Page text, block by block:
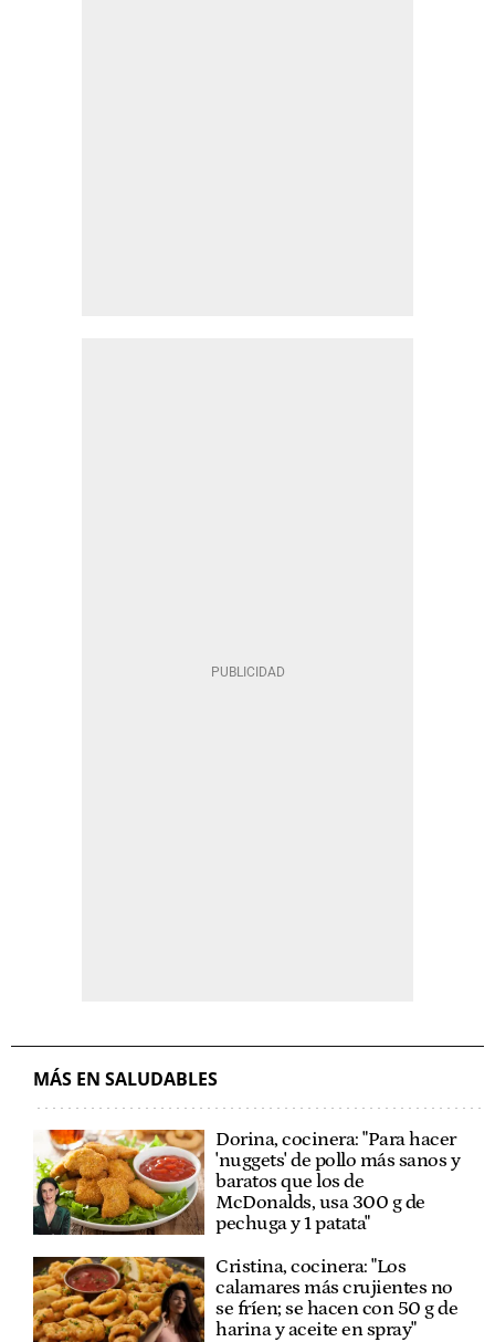
MÁS EN SALUDABLES
Dorina, cocinera: "Para hacer
'nuggets' de pollo más sanos y
baratos que los de
McDonalds, usa 300 g de
pechuga y 1 patata"
Cristina, cocinera: "Los
calamares más crujientes no
se fríen; se hacen con 50 g de
harina y aceite en spray"